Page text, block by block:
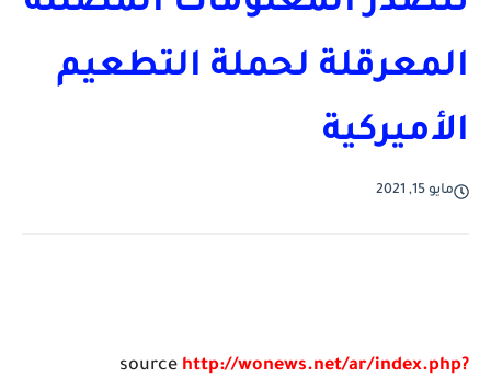
المعرقلة لحملة التطعيم
الأميركية
مايو 15, 2021
source http://wonews.net/ar/index.php?